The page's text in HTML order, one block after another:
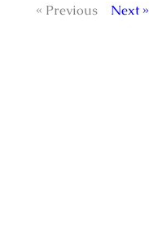
« Previous Next »